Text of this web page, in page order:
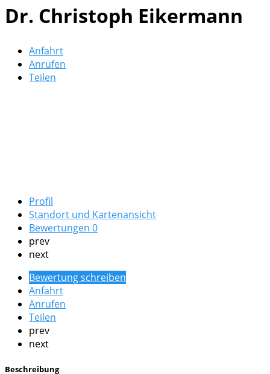
Dr. Christoph Eikermann
Anfahrt
Anrufen
Teilen
Profil
Standort und Kartenansicht
Bewertungen 0
prev
next
Bewertung schreiben
Anfahrt
Anrufen
Teilen
prev
next
Beschreibung